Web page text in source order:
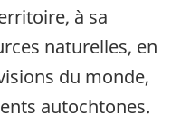
à sa
naturelles, en
du monde,
autochtones.